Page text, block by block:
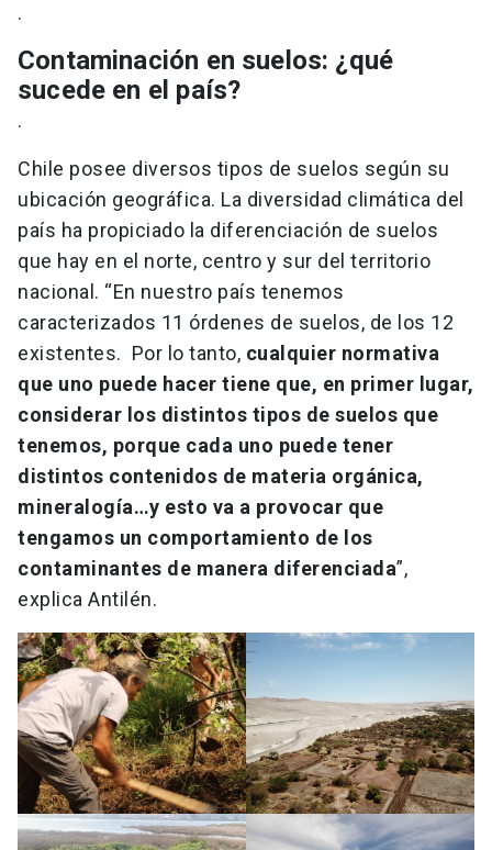
.
Contaminación en suelos: ¿qué
sucede en el país?
.
Chile posee diversos tipos de suelos según su
ubicación geográfica. La diversidad climática del
país ha propiciado la diferenciación de suelos
que hay en el norte, centro y sur del territorio
nacional. “En nuestro país tenemos
caracterizados 11 órdenes de suelos, de los 12
existentes. Por lo tanto, cualquier normativa
que uno puede hacer tiene que, en primer lugar,
considerar los distintos tipos de suelos que
tenemos, porque cada uno puede tener
distintos contenidos de materia orgánica,
mineralogía…y esto va a provocar que
tengamos un comportamiento de los
contaminantes de manera diferenciada”,
explica Antilén.